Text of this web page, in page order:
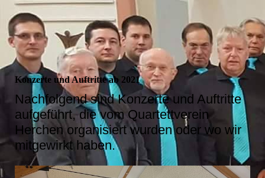
Konzerte und Auftritte ab 2021
Nachfolgend sind Konzerte und Auftritte
aufgeführt, die vom Quartettverein
Herchen organisiert wurden oder wo wir
mitgewirkt haben.